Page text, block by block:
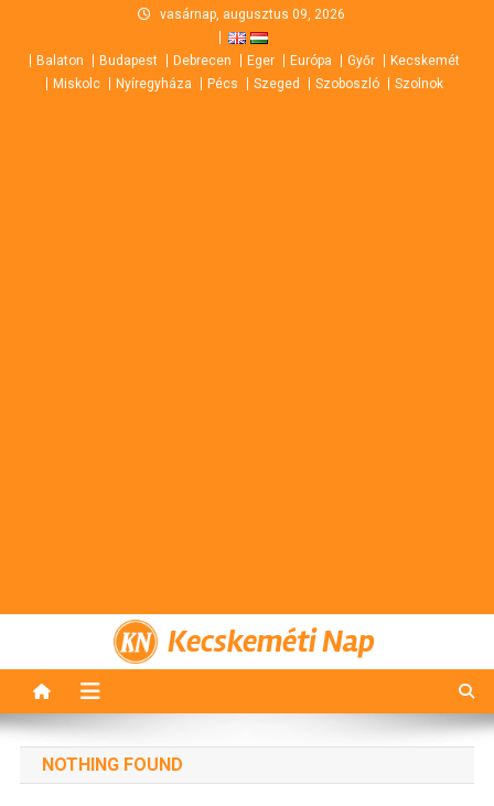
content
vasárnap, augusztus 09, 2026
Balaton Budapest Debrecen Eger Európa Győr
Kecskemét
Miskolc
Nyíregyháza Pécs Szeged Szoboszló Szolnok
Kecskeméti Nap
NOTHING FOUND